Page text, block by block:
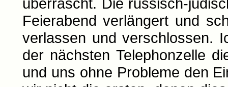
Feierabend verlängert und
verlassen und verschlossen.
der nächsten Telephonzelle
und uns ohne Probleme den